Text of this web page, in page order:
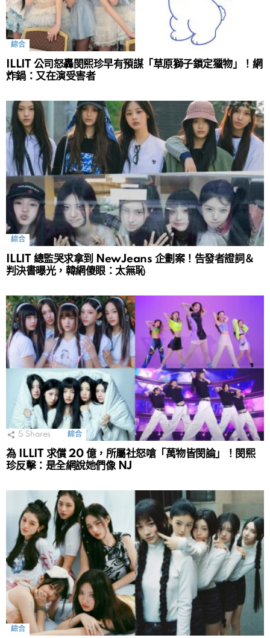
綜合
ILLIT 公司怒轟閔熙珍早有預謀「草原獅子鎖定獵物」！網
炸鍋：又在演受害者
綜合
ILLIT 總監哭求拿到 NewJeans 企劃案！告發者證詞＆
判決書曝光，韓網傻眼：太無恥
5 Shares 綜合
為 ILLIT 求償 20 億，所屬社怒嗆「萬物皆閔論」！閔熙
珍反擊：是全網說她們像 NJ
綜合